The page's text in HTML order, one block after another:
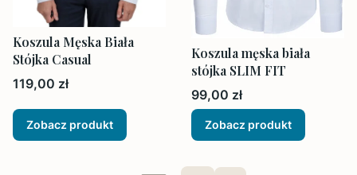
Koszula Męska Biała
Stójka Casual
Cena
119,00 zł
Zobacz produkt
Koszula męska biała
stójka SLIM FIT
Cena
99,00 zł
Zobacz produkt